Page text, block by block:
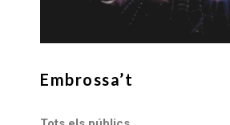
Embrossa’t